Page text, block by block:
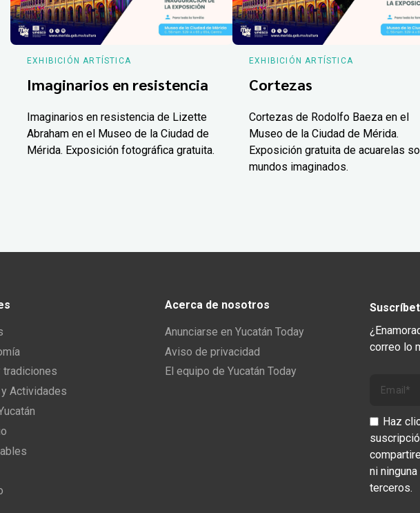
EXHIBICIÓN ARTÍSTICA
Imaginarios en resistencia
Imaginarios en resistencia de Lizette
Abraham en el Museo de la Ciudad de
Mérida. Exposición fotográfica gratuita.
EXHIBICIÓN ARTÍSTICA
Cortezas
Cortezas de Rodolfo Baeza en el
Museo de la Ciudad de Mérida.
Exposición gratuita de acuarelas
mundos imaginados.
tradiciones
Actividades
Acerca de nosotros
Anunciarse en Yucatán Today
Aviso de privacidad
El equipo de Yucatán Today
correo lo
Haz
ni
terceros.